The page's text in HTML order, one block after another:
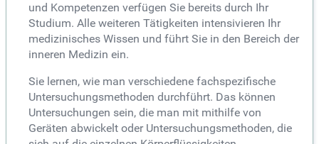
und Kompetenzen verfügen Sie bereits durch Ihr
Studium. Alle weiteren Tätigkeiten intensivieren Ihr
medizinisches Wissen und führt Sie in den Bereich der
inneren Medizin ein.
Sie lernen, wie man verschiedene fachspezifische
Untersuchungsmethoden durchführt. Das können
Untersuchungen sein, die man mit mithilfe von
Geräten abwickelt oder Untersuchungsmethoden, die